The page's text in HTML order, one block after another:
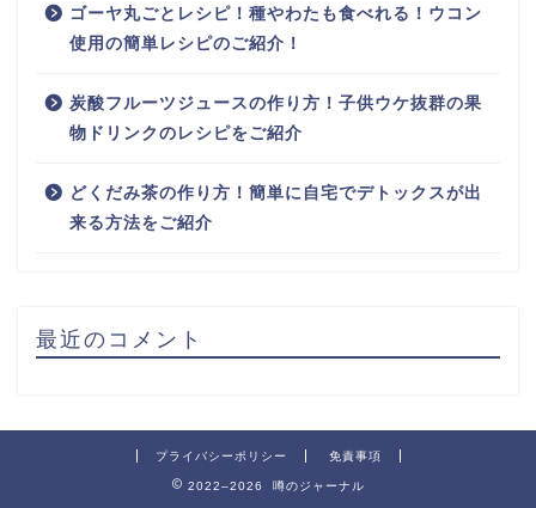
ゴーヤ丸ごとレシピ！種やわたも食べれる！ウコン
使用の簡単レシピのご紹介！
炭酸フルーツジュースの作り方！子供ウケ抜群の果
物ドリンクのレシピをご紹介
どくだみ茶の作り方！簡単に自宅でデトックスが出
来る方法をご紹介
最近のコメント
プライバシーポリシー 免責事項
2022–2026 噂のジャーナル